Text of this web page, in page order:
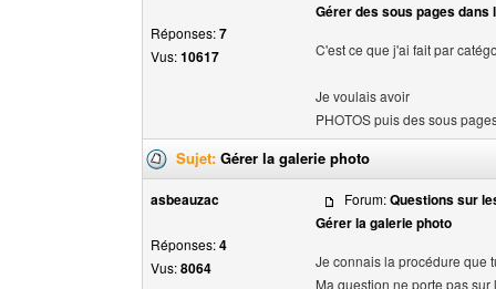
Réponses:7
Vus:10617
Gérer des sous pages dans
C'est ce que j'ai fait par
Je voulais avoir
PHOTOS puis des sous
Sujet: Gérer la galerie photo
asbeauzac
Réponses:4
Vus:8064
Forum:Questions sur
Gérer la galerie photo
Je connais la procédure que
Ma question ne porte pas